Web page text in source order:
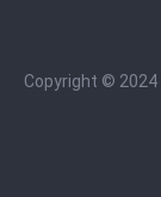
Copyright © 2024